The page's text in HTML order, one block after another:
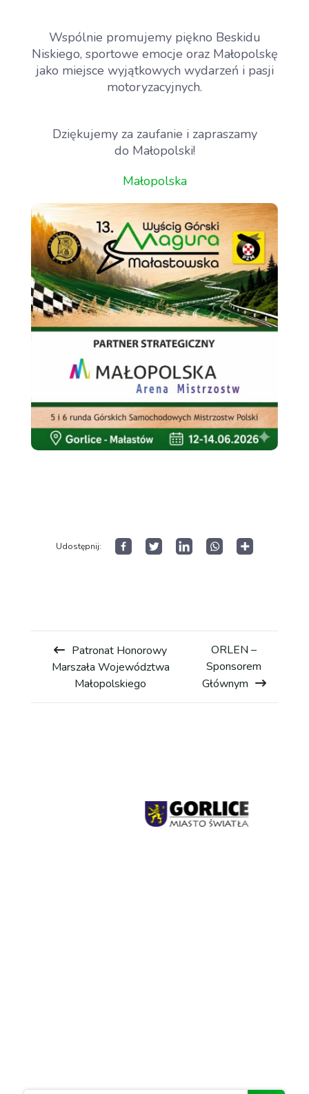
Aktualności
Dla Zawodnika
menu
Dla Kibica
Open
menu
Dla Mediów
Wyniki GSMP
Kontakt
Wspólnie promujemy piękno Beskidu
Niskiego, sportowe emocje oraz Małopolskę
jako miejsce wyjątkowych wydarzeń i pasji
motoryzacyjnych.
Dziękujemy za zaufanie i zapraszamy
do Małopolski!
Małopolska
Udostępnij:
Patronat Honorowy
Marszała Województwa
Małopolskiego
ORLEN –
Sponsorem
Głównym